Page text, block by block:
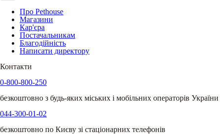
Про Pethouse
Магазини
Кар'єра
Постачальникам
Благодійність
Написати директору
Контакти
0-800-800-250
безкоштовно з будь-яких міських і мобільних операторів України
044-300-01-02
безкоштовно по Києву зі стаціонарних телефонів